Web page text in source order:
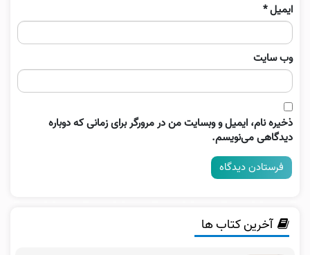
ایمیل*
وب‌ سایت
ذخیره نام، ایمیل و وبسایت من در مرورگر برای زمانی که دوباره
دیدگاهی می‌نویسم.
آخرین کتاب ها